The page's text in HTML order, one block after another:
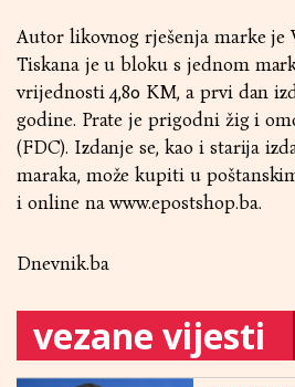
Autor likovnog rješenja marke je
Tiskana je u bloku s jednom
vrijednosti 4,80 KM, a prvi dan
godine. Prate je prigodni žig i
(FDC). Izdanje se, kao i starija
maraka, može kupiti u
i online na www.epostshop.ba.
Dnevnik.ba
vezane vijesti